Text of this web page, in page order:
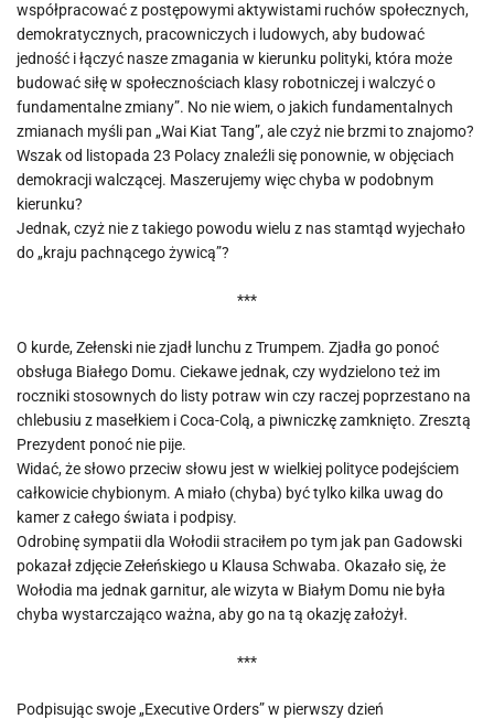
współpracować z postępowymi aktywistami ruchów społecznych,
demokratycznych, pracowniczych i ludowych, aby budować
jedność i łączyć nasze zmagania w kierunku polityki, która może
budować siłę w społecznościach klasy robotniczej i walczyć o
fundamentalne zmiany”. No nie wiem, o jakich fundamentalnych
zmianach myśli pan „Wai Kiat Tang”, ale czyż nie brzmi to znajomo?
Wszak od listopada 23 Polacy znaleźli się ponownie, w objęciach
demokracji walczącej. Maszerujemy więc chyba w podobnym
kierunku?
Jednak, czyż nie z takiego powodu wielu z nas stamtąd wyjechało
do „kraju pachnącego żywicą”?
***
O kurde, Zełenski nie zjadł lunchu z Trumpem. Zjadła go ponoć
obsługa Białego Domu. Ciekawe jednak, czy wydzielono też im
roczniki stosownych do listy potraw win czy raczej poprzestano na
chlebusiu z masełkiem i Coca-Colą, a piwniczkę zamknięto. Zresztą
Prezydent ponoć nie pije.
Widać, że słowo przeciw słowu jest w wielkiej polityce podejściem
całkowicie chybionym. A miało (chyba) być tylko kilka uwag do
kamer z całego świata i podpisy.
Odrobinę sympatii dla Wołodii straciłem po tym jak pan Gadowski
pokazał zdjęcie Zełeńskiego u Klausa Schwaba. Okazało się, że
Wołodia ma jednak garnitur, ale wizyta w Białym Domu nie była
chyba wystarczająco ważna, aby go na tą okazję założył.
***
Podpisując swoje „Executive Orders” w pierwszy dzień